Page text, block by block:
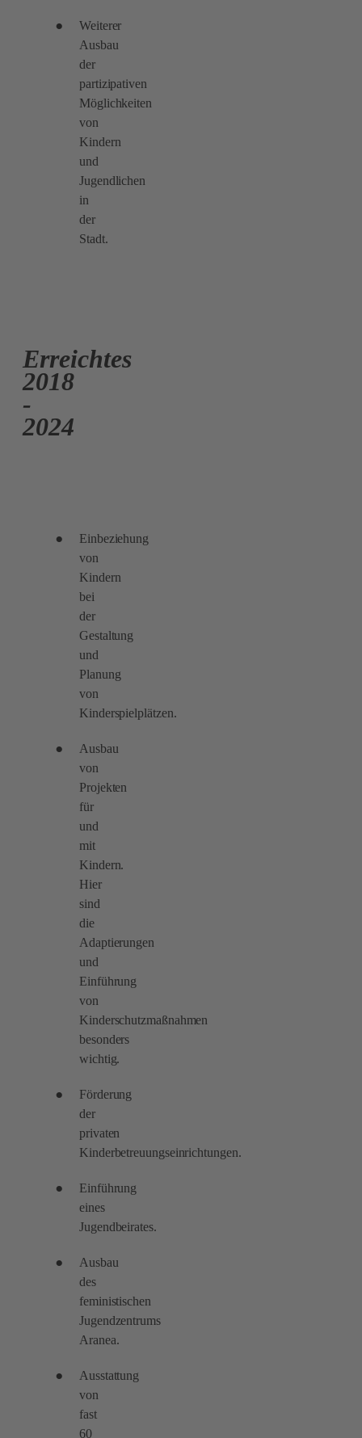
Weiterer
Ausbau
der
partizipativen
Möglichkeiten
von
Kindern
und
Jugendlichen
in
der
Stadt.
Erreichtes
2018
-
2024
Einbeziehung
von
Kindern
bei
der
Gestaltung
und
Planung
von
Kinderspielplätzen.
Ausbau
von
Projekten
für
und
mit
Kindern.
Hier
sind
die
Adaptierungen
und
Einführung
von
Kinderschutzmaßnahmen
besonders
wichtig.
Förderung
der
privaten
Kinderbetreuungseinrichtungen.
Einführung
eines
Jugendbeirates.
Ausbau
des
feministischen
Jugendzentrums
Aranea.
Ausstattung
von
fast
60